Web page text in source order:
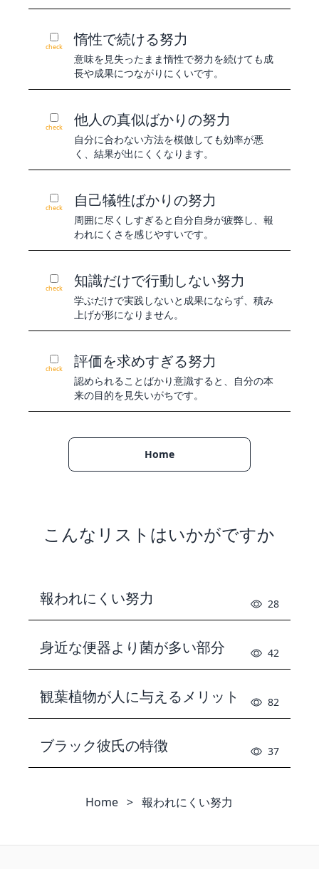
check 惰性で続ける努力
意味を見失ったまま惰性で努力を続けても成
長や成果につながりにくいです。
check 他人の真似ばかりの努力
自分に合わない方法を模倣しても効率が悪
く、結果が出にくくなります。
check 自己犠牲ばかりの努力
周囲に尽くしすぎると自分自身が疲弊し、報
われにくさを感じやすいです。
check 知識だけで行動しない努力
学ぶだけで実践しないと成果にならず、積み
上げが形になりません。
check 評価を求めすぎる努力
認められることばかり意識すると、自分の本
来の目的を見失いがちです。
Home
こんなリストはいかがですか
報われにくい努力 28
身近な便器より菌が多い部分 42
観葉植物が人に与えるメリット 82
ブラック彼氏の特徴 37
Home > 報われにくい努力